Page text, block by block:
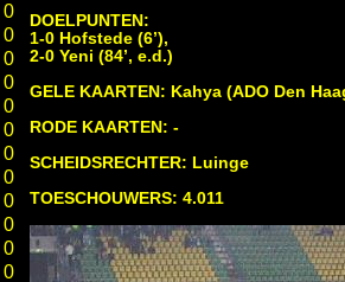
0
0
0
0
0
0
0
0
0
0
0
0
DOELPUNTEN:
1-0 Hofstede (6’),
2-0 Yeni (84’, e.d.)
GELE KAARTEN: Kahya (ADO Den
RODE KAARTEN: -
SCHEIDSRECHTER: Luinge
TOESCHOUWERS: 4.011